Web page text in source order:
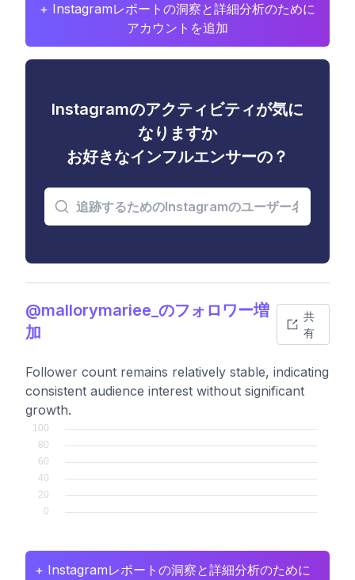
+ Instagramレポートの洞察と詳細分析のために
アカウントを追加
Instagramのアクティビティが気に
なりますか
お好きなインフルエンサーの？
@mallorymariee_のフォロワー増
加
共
有
Follower count remains relatively stable, indicating
consistent audience interest without significant
growth.
+ Instagramレポートの洞察と詳細分析のために